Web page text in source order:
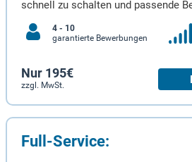
schnell zu schalten und passende
4 - 10
garantierte Bewerbungen
Nur 195€
zzgl. MwSt.
Full-Service: